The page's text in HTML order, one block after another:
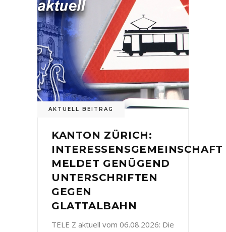
AKTUELL BEITRAG
KANTON ZÜRICH:
INTERESSENSGEMEINSCHAFT
MELDET GENÜGEND
UNTERSCHRIFTEN
GEGEN
GLATTALBAHN
TELE Z aktuell vom 06.08.2026: Die